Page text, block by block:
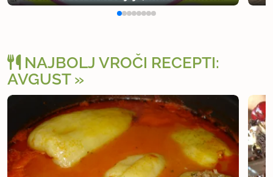
NAJBOLJ VROČI RECEPTI:
AVGUST